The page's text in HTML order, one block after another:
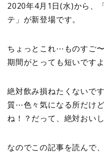
2020年4月1日(水)から、
テ」 が新登場です。
ちょっとこれ⋯ものすご
期間がとっても短いですよ
絶対飲み損ねたくないで
質⋯色々気になる所だけ
ね！？だって、絶対おい
なのでこの記事を読んで